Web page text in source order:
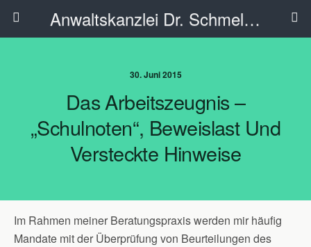
Anwaltskanzlei Dr. Schmelzer - Ahlen
30. Juni 2015
Das Arbeitszeugnis –
„Schulnoten“, Beweislast Und
Versteckte Hinweise
Im Rahmen meiner Beratungspraxis werden mir häufig
Mandate mit der Überprüfung von Beurteilungen des